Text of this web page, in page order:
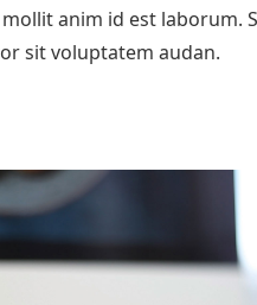
anim id est laborum.
sit voluptatem audan.